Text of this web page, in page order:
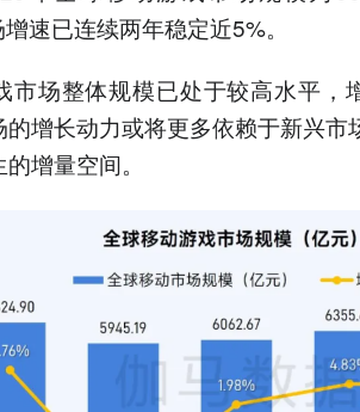
速已连续两年稳定近5%。
市场整体规模已处于较高水平，
增长动力或将更多依赖于新兴市
增量空间。